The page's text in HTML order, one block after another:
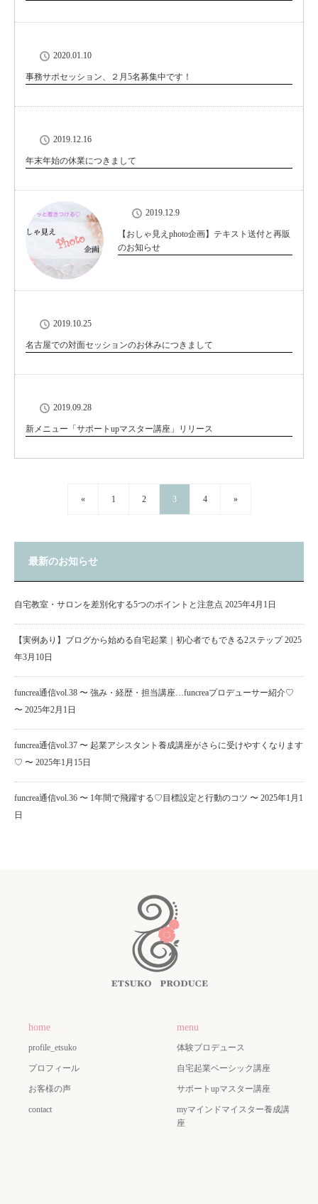
2020.01.10
事務サポセッション、２月5名募集中です！
2019.12.16
年末年始の休業につきまして
2019.12.9
【おしゃ見えphoto企画】テキスト送付と再販
のお知らせ
2019.10.25
名古屋での対面セッションのお休みにつきまして
2019.09.28
新メニュー「サポートupマスター講座」リリース
« 1 2 3 4 »
最新のお知らせ
自宅教室・サロンを差別化する5つのポイントと注意点 2025年4月1日
【実例あり】ブログから始める自宅起業｜初心者でもできる2ステップ 2025
年3月10日
funcrea通信vol.38 〜 強み・経歴・担当講座…funcreaプロデューサー紹介♡
〜 2025年2月1日
funcrea通信vol.37 〜 起業アシスタント養成講座がさらに受けやすくなります
♡ 〜 2025年1月15日
funcrea通信vol.36 〜 1年間で飛躍する♡目標設定と行動のコツ 〜 2025年1月1
日
home
profile_etsuko
プロフィール
お客様の声
contact
menu
体験プロデュース
自宅起業ベーシック講座
サポートupマスター講座
myマインドマイスター養成講
座